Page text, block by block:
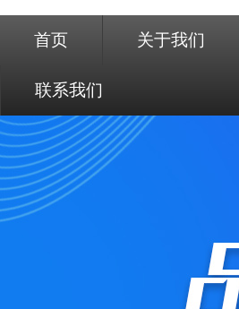
首页 关于我们
联系我们